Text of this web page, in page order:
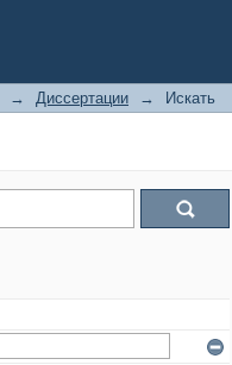
→ Диссертации → Искать